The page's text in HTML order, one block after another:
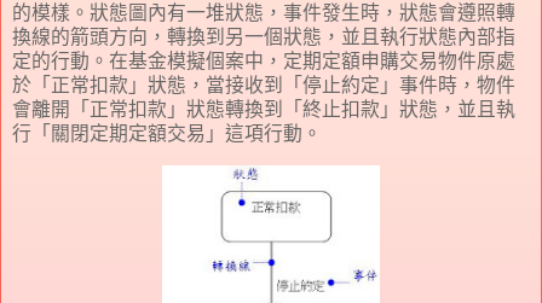
的模樣。狀態圖內有一堆狀態，事件發生時，狀態會遵照轉
換線的箭頭方向，轉換到另一個狀態，並且執行狀態內部指
定的行動。在基金模擬個案中，定期定額申購交易物件原處
於「正常扣款」狀態，當接收到「停止約定」事件時，物件
會離開「正常扣款」狀態轉換到「終止扣款」狀態，並且執
行「關閉定期定額交易」這項行動。